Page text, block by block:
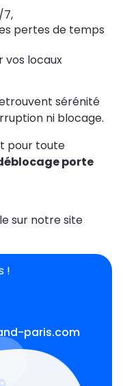
7,
pertes de temps
vos locaux
sérénité
ni blocage.
pour toute
porte
sur notre site
!
paris.com